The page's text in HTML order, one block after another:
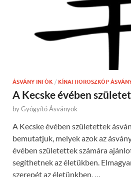
ÁSVÁNY INFÓK / KÍNAI HOROSZKÓP
A Kecske évében
byGyógyító Ásványok
A Kecske évében születettek
bemutatjuk, melyek azok az
évében születettek számára
segíthetnek az életükben.
szerepét az életünkben, …